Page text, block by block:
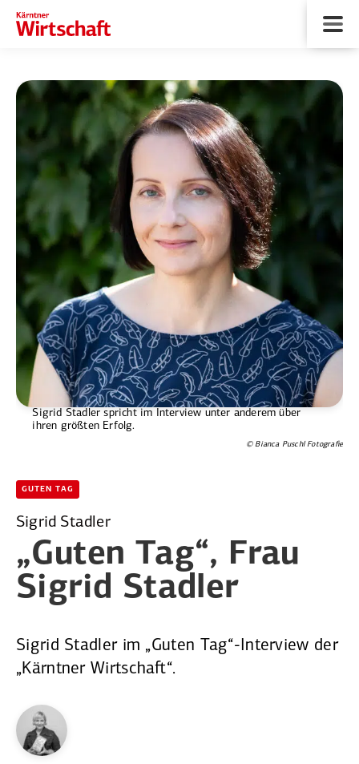
Sigrid Stadler spricht im Interview unter anderem über
ihren größten Erfolg.
© Bianca Puschl Fotografie
GUTEN TAG
Sigrid Stadler
„Guten Tag“, Frau
Sigrid Stadler
Sigrid Stadler im „Guten Tag“-Interview der
„Kärntner Wirtschaft“.